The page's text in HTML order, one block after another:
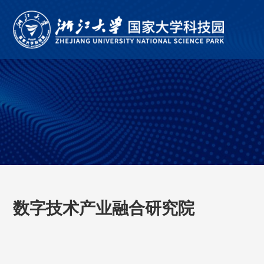
数字技术产业融合研究院